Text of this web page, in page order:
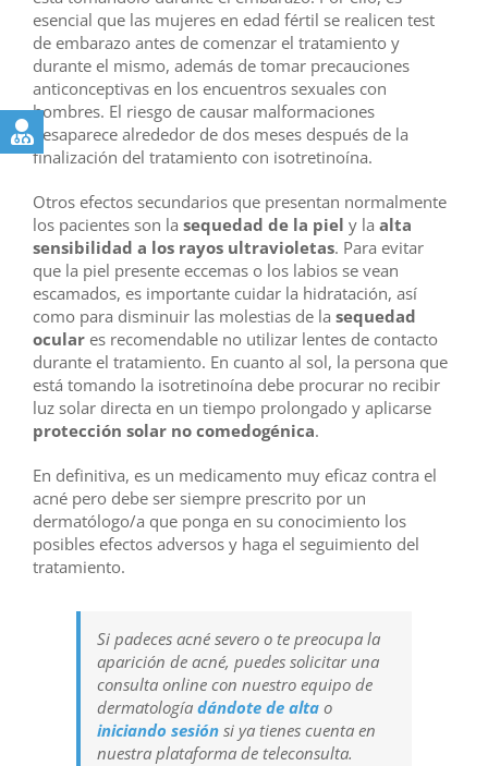
esencial que las mujeres en edad fértil se realicen test
de embarazo antes de comenzar el tratamiento y
durante el mismo, además de tomar precauciones
anticonceptivas en los encuentros sexuales con
hombres. El riesgo de causar malformaciones
desaparece alrededor de dos meses después de la
finalización del tratamiento con isotretinoína.
Otros efectos secundarios que presentan normalmente
los pacientes son la sequedad de la piel y la alta
sensibilidad a los rayos ultravioletas. Para evitar
que la piel presente eccemas o los labios se vean
escamados, es importante cuidar la hidratación, así
como para disminuir las molestias de la sequedad
ocular es recomendable no utilizar lentes de contacto
durante el tratamiento. En cuanto al sol, la persona que
está tomando la isotretinoína debe procurar no recibir
luz solar directa en un tiempo prolongado y aplicarse
protección solar no comedogénica.
En definitiva, es un medicamento muy eficaz contra el
acné pero debe ser siempre prescrito por un
dermatólogo/a que ponga en su conocimiento los
posibles efectos adversos y haga el seguimiento del
tratamiento.
Si padeces acné severo o te preocupa la
aparición de acné, puedes solicitar una
consulta online con nuestro equipo de
dermatología dándote de alta o
iniciando sesión si ya tienes cuenta en
nuestra plataforma de teleconsulta.